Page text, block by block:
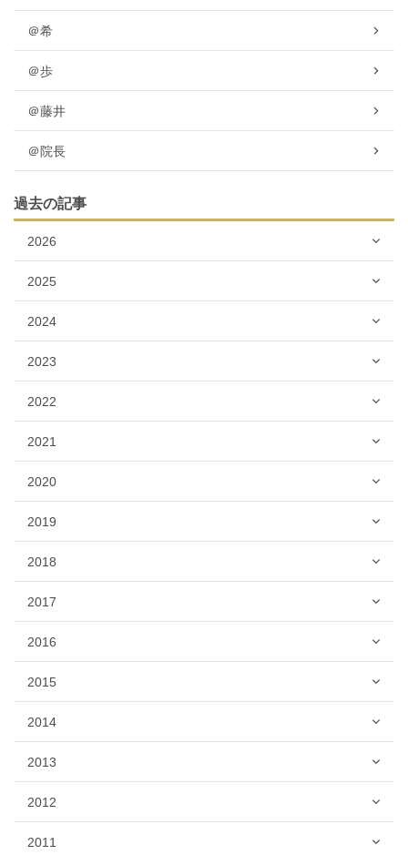
＠希
＠歩
＠藤井
＠院長
過去の記事
2026
2025
2024
2023
2022
2021
2020
2019
2018
2017
2016
2015
2014
2013
2012
2011